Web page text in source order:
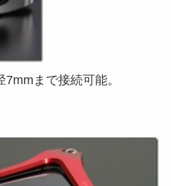
まで接続可能。